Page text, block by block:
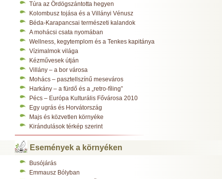
Túra az Ördögszántotta hegyen
Kolombusz tojása és a Villányi Vénusz
Béda-Karapancsai természeti kalandok
A mohácsi csata nyomában
Wellness, kegytemplom és a Tenkes kapitánya
Vízimalmok világa
Kézművesek útján
Villány – a bor városa
Mohács – pasztellszínű meseváros
Harkány – a fürdő és a „retro-fíling”
Pécs – Európa Kulturális Fővárosa 2010
Egy ugrás és Horvátország
Majs és közvetlen környéke
Kirándulások térkép szerint
Események a környéken
Busójárás
Emmausz Bólyban